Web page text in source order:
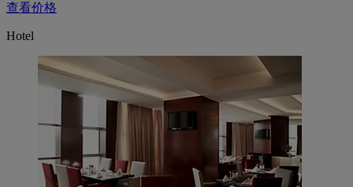
查看价格
Hotel